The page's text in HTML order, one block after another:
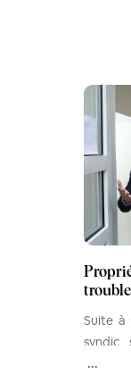
Suite à
syndic,
les
...